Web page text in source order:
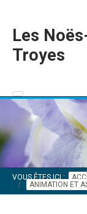
Les
Troyes
VOUS ÊTES ICI :
ANIMATION ET